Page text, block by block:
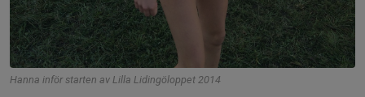
Hanna inför starten av Lilla Lidingöloppet 2014